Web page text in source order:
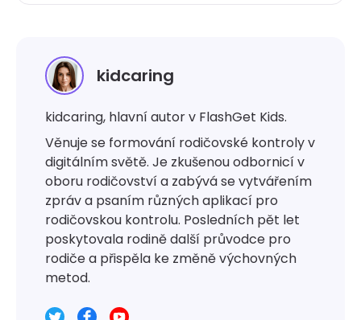
kidcaring
kidcaring, hlavní autor v FlashGet Kids.
Věnuje se formování rodičovské kontroly v
digitálním světě. Je zkušenou odbornicí v
oboru rodičovství a zabývá se vytvářením
zpráv a psaním různých aplikací pro
rodičovskou kontrolu. Posledních pět let
poskytovala rodině další průvodce pro
rodiče a přispěla ke změně výchovných
metod.